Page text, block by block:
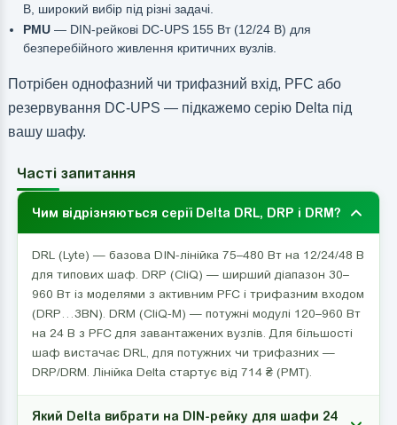
В, широкий вибір під різні задачі.
PMU— DIN-рейкові DC-UPS 155 Вт (12/24 В) для
безперебійного живлення критичних вузлів.
Потрібен однофазний чи трифазний вхід, PFC або
резервування DC-UPS — підкажемо серію Delta під
вашу шафу.
Часті запитання
Чим відрізняються серії Delta DRL, DRP і DRM?
DRL (Lyte) — базова DIN-лінійка 75–480 Вт на 12/24/48 В
для типових шаф. DRP (CliQ) — ширший діапазон 30–
960 Вт із моделями з активним PFC і трифазним входом
(DRP…3BN). DRM (CliQ-M) — потужні модулі 120–960 Вт
на 24 В з PFC для завантажених вузлів. Для більшості
шаф вистачає DRL, для потужних чи трифазних —
DRP/DRM. Лінійка Delta стартує від 714 ₴ (PMT).
Який Delta вибрати на DIN-рейку для шафи 24